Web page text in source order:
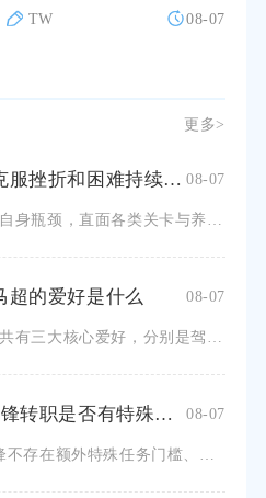
TW 08-07
更多>
大掌门小李如何克服挫折和困难持续成长 08-07
超的爱好是什么 08-07
影之刃3左殇的无锋转职是否有特殊要求或限制 08-07